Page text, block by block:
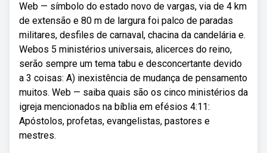
Web — símbolo do estado novo de vargas, via de 4 km
de extensão e 80 m de largura foi palco de paradas
militares, desfiles de carnaval, chacina da candelária e.
Webos 5 ministérios universais, alicerces do reino,
serão sempre um tema tabu e desconcertante devido
a 3 coisas: A) inexistência de mudança de pensamento
muitos. Web — saiba quais são os cinco ministérios da
igreja mencionados na bíblia em efésios 4:11:
Apóstolos, profetas, evangelistas, pastores e
mestres.